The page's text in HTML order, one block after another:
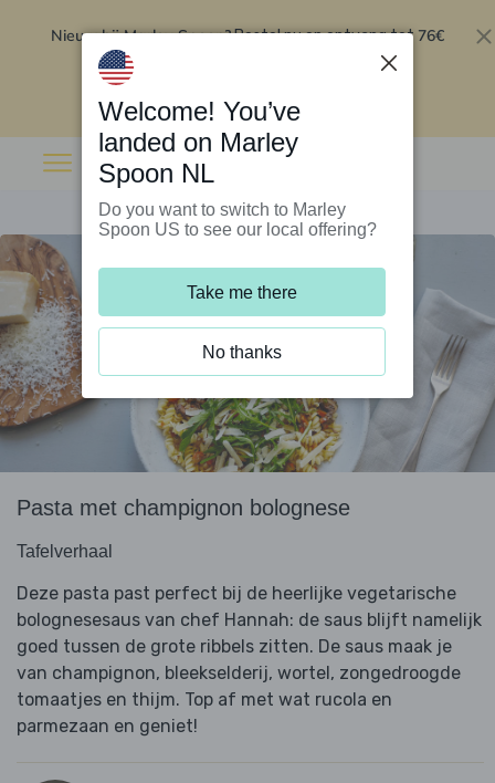
Nieuw bij Marley Spoon?Bestel nu en ontvang tot 76€
Pasta met champignon bolognese
Tafelverhaal
Deze pasta past perfect bij de heerlijke vegetarische
bolognesesaus van chef Hannah: de saus blijft namelijk
goed tussen de grote ribbels zitten. De saus maak je
van champignon, bleekselderij, wortel, zongedroogde
tomaatjes en thijm. Top af met wat rucola en
parmezaan en geniet!
Welcome! You’ve
landed on Marley
Spoon NL
Do you want to switch to Marley
Spoon US to see our local offering?
Take me there
No thanks